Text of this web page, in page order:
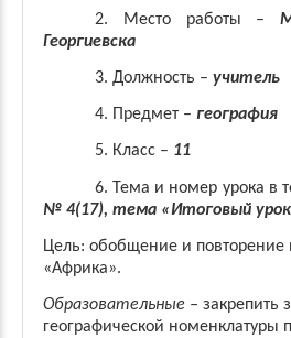
2. Место работы –
Георгиевска
3. Должность –учитель
4. Предмет –география
5. Класс – 11
6. Тема и номер урока в
№ 4(17), тема «Итоговый
Цель: обобщение и повторение
«Африка».
Образовательные – закрепить
географической номенклатуры